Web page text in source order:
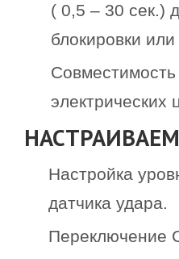
( 0,5 – 30 сек.)
блокировки
Настройка
датчика удара.
Переключение